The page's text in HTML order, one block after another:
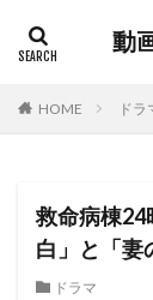
動
HOME ドラ
救命病棟24
白」と「妻
ドラマ